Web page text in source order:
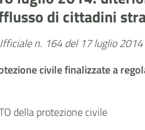
di cittadini
n. 164 del 17 luglio 2014
civile finalizzate a
della protezione civile